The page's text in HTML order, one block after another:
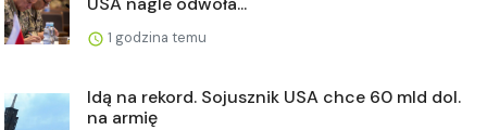
1 godzina temu
Idą na rekord. Sojusznik USA chce 60 mld dol.
na armię